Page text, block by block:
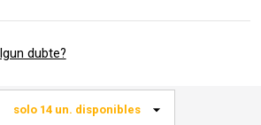
dubte?
solo 14 un. disponibles